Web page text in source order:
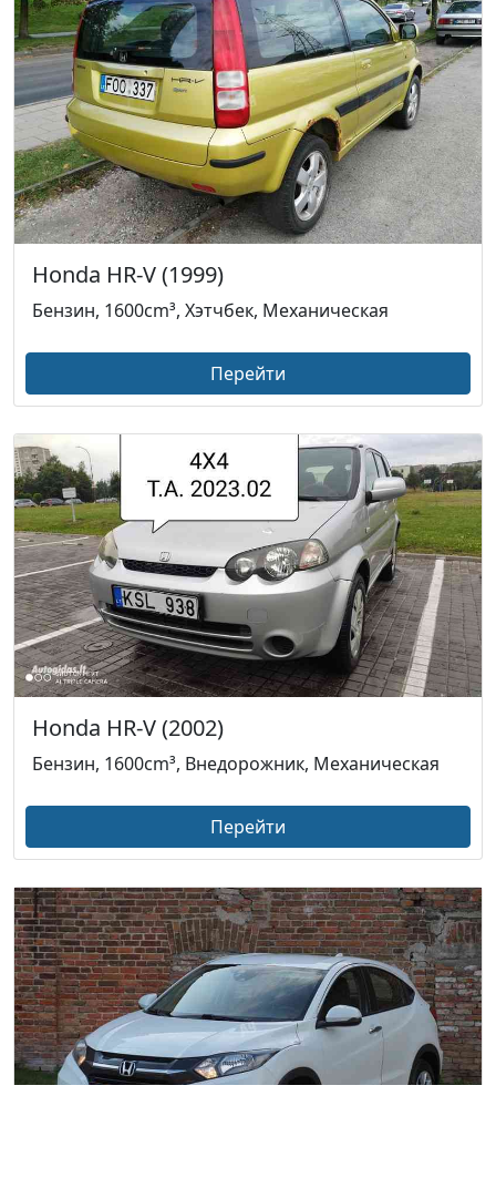
Honda HR-V (1999)
Бензин, 1600cm³, Хэтчбек, Механическая
Перейти
Honda HR-V (2002)
Бензин, 1600cm³, Внедорожник, Механическая
Перейти